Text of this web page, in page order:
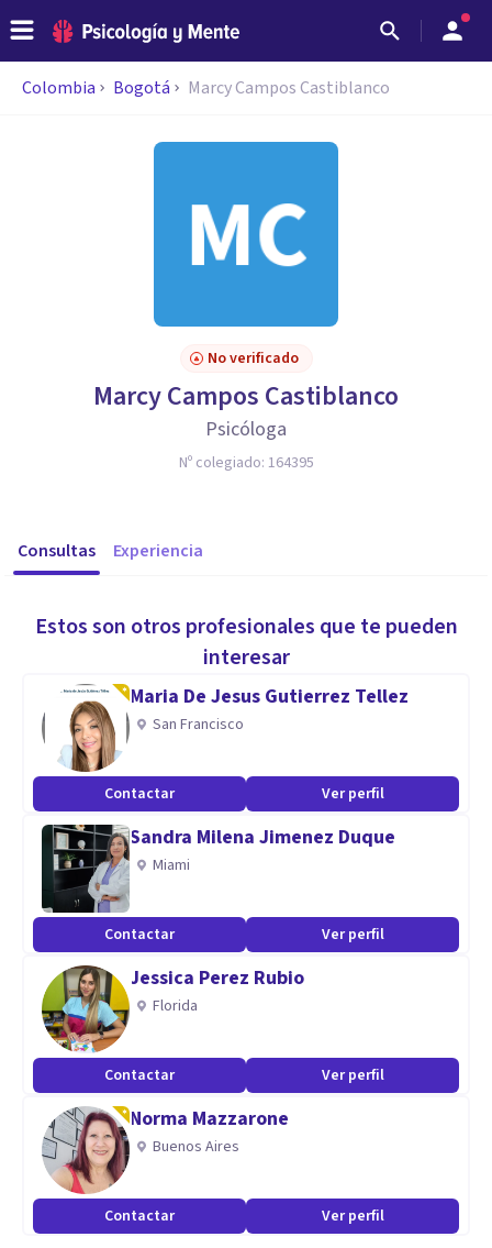
Colombia Bogotá Marcy Campos Castiblanco
No verificado
Marcy Campos Castiblanco
Psicóloga
Nº colegiado: 164395
Consultas Experiencia
Estos son otros profesionales que te pueden
interesar
Maria De Jesus Gutierrez Tellez
San Francisco
Contactar Ver perfil
Sandra Milena Jimenez Duque
Miami
Contactar Ver perfil
Jessica Perez Rubio
Florida
Contactar Ver perfil
Norma Mazzarone
Buenos Aires
Contactar Ver perfil